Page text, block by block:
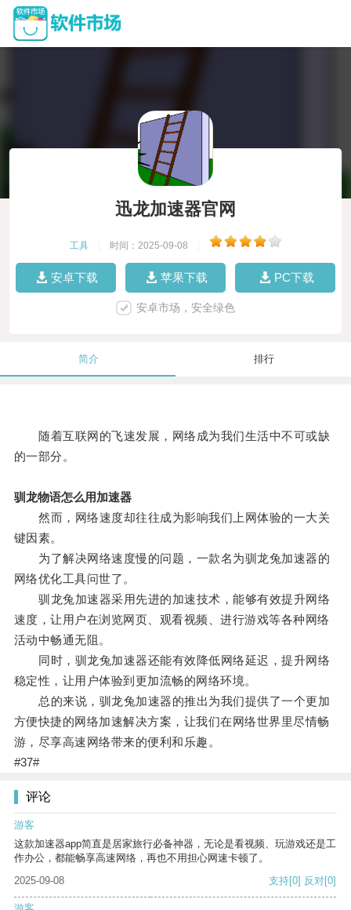
迅龙加速器官网
工具 时间：2025-09-08
安卓下载 苹果下载 PC下载
安卓市场，安全绿色
简介 排行
随着互联网的飞速发展，网络成为我们生活中不可或缺
的一部分。
驯龙物语怎么用加速器
然而，网络速度却往往成为影响我们上网体验的一大关
键因素。
为了解决网络速度慢的问题，一款名为驯龙兔加速器的
网络优化工具问世了。
驯龙兔加速器采用先进的加速技术，能够有效提升网络
速度，让用户在浏览网页、观看视频、进行游戏等各种网络
活动中畅通无阻。
同时，驯龙兔加速器还能有效降低网络延迟，提升网络
稳定性，让用户体验到更加流畅的网络环境。
总的来说，驯龙兔加速器的推出为我们提供了一个更加
方便快捷的网络加速解决方案，让我们在网络世界里尽情畅
游，尽享高速网络带来的便利和乐趣。
#37#
评论
游客
这款加速器app简直是居家旅行必备神器，无论是看视频、玩游戏还是工
作办公，都能畅享高速网络，再也不用担心网速卡顿了。
2025-09-08
支持[0] 反对[0]